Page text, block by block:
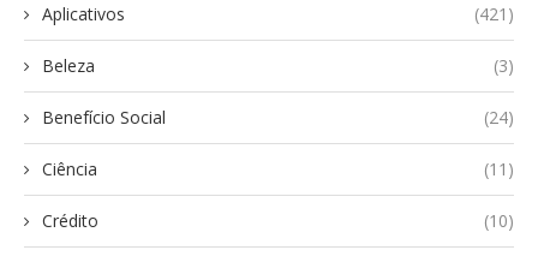
Aplicativos (421)
Beleza (3)
Benefício Social (24)
Ciência (11)
Crédito (10)